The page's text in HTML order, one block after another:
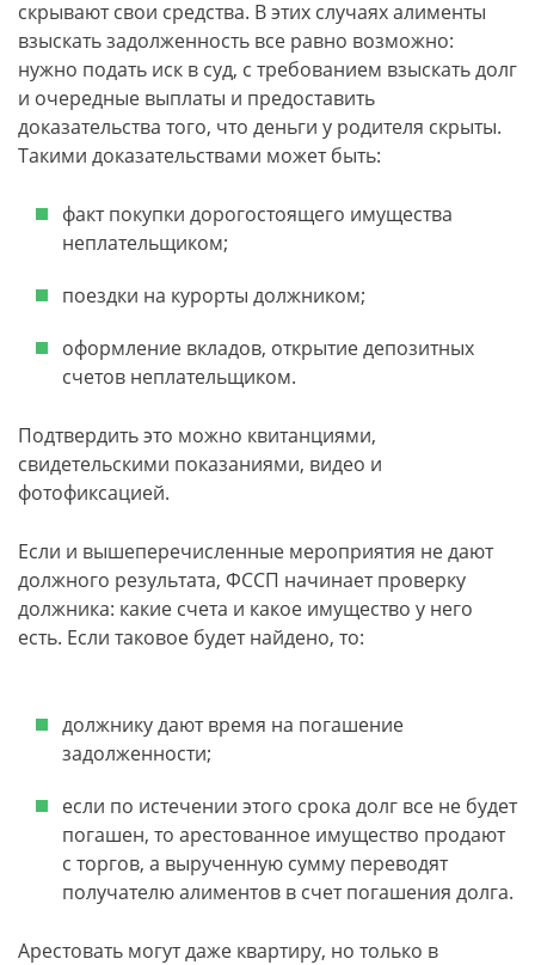
скрывают свои средства. В этих случаях алименты
взыскать задолженность все равно возможно:
нужно подать иск в суд, с требованием взыскать долг
и очередные выплаты и предоставить
доказательства того, что деньги у родителя скрыты.
Такими доказательствами может быть:
факт покупки дорогостоящего имущества
неплательщиком;
поездки на курорты должником;
оформление вкладов, открытие депозитных
счетов неплательщиком.
Подтвердить это можно квитанциями,
свидетельскими показаниями, видео и
фотофиксацией.
Если и вышеперечисленные мероприятия не дают
должного результата, ФССП начинает проверку
должника: какие счета и какое имущество у него
есть. Если таковое будет найдено, то:
должнику дают время на погашение
задолженности;
если по истечении этого срока долг все не будет
погашен, то арестованное имущество продают
с торгов, а вырученную сумму переводят
получателю алиментов в счет погашения долга.
Арестовать могут даже квартиру, но только в